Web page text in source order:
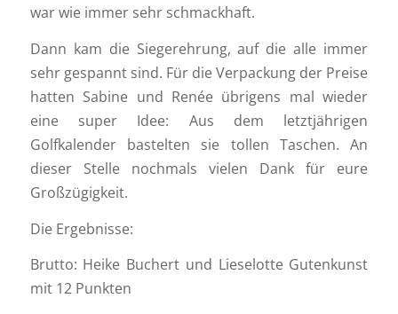
war wie immer sehr schmackhaft.
Dann kam die Siegerehrung, auf die alle immer
sehr gespannt sind. Für die Verpackung der Preise
hatten Sabine und Renée übrigens mal wieder
eine super Idee: Aus dem letztjährigen
Golfkalender bastelten sie tollen Taschen. An
dieser Stelle nochmals vielen Dank für eure
Großzügigkeit.
Die Ergebnisse:
Brutto: Heike Buchert und Lieselotte Gutenkunst
mit 12 Punkten